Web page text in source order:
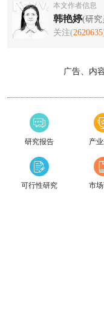
本文作者信息
韩艳婷(研究
关注(2620635
广告、内
研究报告 产
可行性研究 市